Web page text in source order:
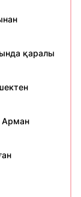
қаралы
Арман